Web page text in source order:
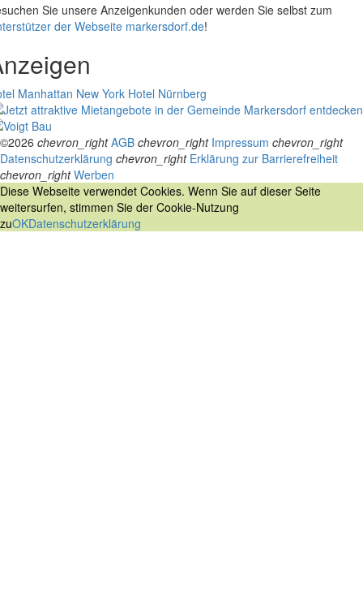
Sie unsere Anzeigenkunden oder werden Sie selbst zum
der Webseite markersdorf.de!
Manhattan New York Hotel Nürnberg
©2026 chevron_right AGB chevron_right Impressum chevron_right
Datenschutzerklärung chevron_right Erklärung zur Barrierefreiheit
chevron_right Werben
Diese Webseite verwendet Cookies. Wenn Sie auf dieser Seite
weitersurfen, stimmen Sie der Cookie-Nutzung
zuOKDatenschutzerklärung